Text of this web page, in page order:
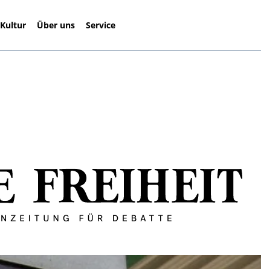
Kultur Über uns Service